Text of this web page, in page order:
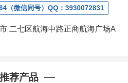
迎致电,或QQ、微信联系)
（微信同号）QQ：3930072831
二七区航海中路正商航海广场A
推荐产品